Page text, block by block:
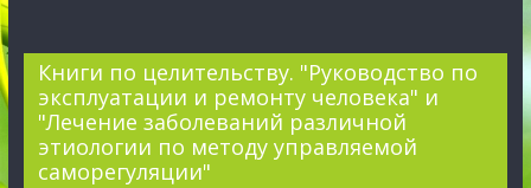
Книги по целительству. "Руководство по
эксплуатации и ремонту человека" и
"Лечение заболеваний различной
этиологии по методу управляемой
саморегуляции"